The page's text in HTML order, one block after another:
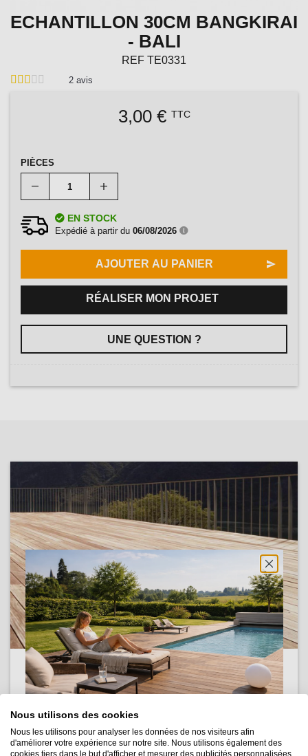
ECHANTILLON 30CM BANGKIRAI
- BALI
REF TE0331
2 avis
3,00 € TTC
PIÈCES
EN STOCK
Expédié à partir du 06/08/2026
AJOUTER AU PANIER
RÉALISER MON PROJET
UNE QUESTION ?
COMMANDEZ VOTRE
ÉCHANTILLON DE
LAME BALI
Nous utilisons des cookies
Nous les utilisons pour analyser les données de nos visiteurs afin
d'améliorer votre expérience sur notre site. Nous utilisons également des
cookies tiers dans le but d'afficher et mesurer des publicités personnalisées,